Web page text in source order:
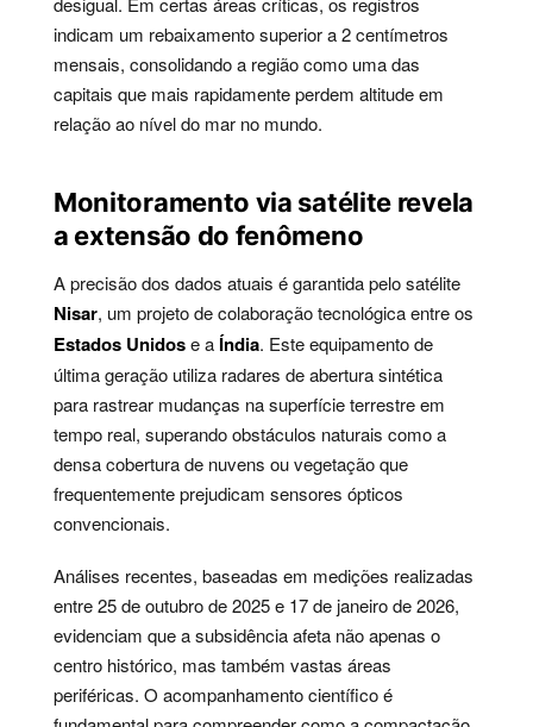
indicam um rebaixamento superior a 2 centímetros
mensais, consolidando a região como uma das
capitais que mais rapidamente perdem altitude em
relação ao nível do mar no mundo.
Monitoramento via satélite revela
a extensão do fenômeno
A precisão dos dados atuais é garantida pelo satélite
Nisar, um projeto de colaboração tecnológica entre os
Estados Unidose a Índia. Este equipamento de
última geração utiliza radares de abertura sintética
para rastrear mudanças na superfície terrestre em
tempo real, superando obstáculos naturais como a
densa cobertura de nuvens ou vegetação que
frequentemente prejudicam sensores ópticos
convencionais.
Análises recentes, baseadas em medições realizadas
entre 25 de outubro de 2025 e 17 de janeiro de 2026,
evidenciam que a subsidência afeta não apenas o
centro histórico, mas também vastas áreas
periféricas. O acompanhamento científico é